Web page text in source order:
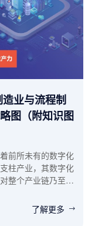
业与流程制
图（附知识图
前所未有的数字化
柱产业，其数字化
整个产业链乃至国
品饮料等六大制造
字化关键点，以及
了解更多